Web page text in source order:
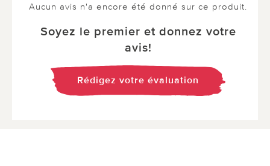
Aucun avis n'a encore été donné sur ce produit.
Soyez le premier et donnez votre
avis!
Rédigez votre évaluation